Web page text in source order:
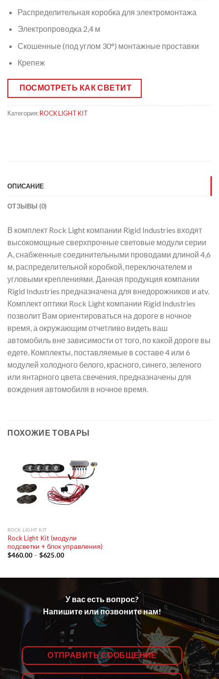
Распределительная коробка для электромонтажа
Электропроводка 2,4 м
Скошенные (под углом 30°) монтажные проставки
Крепеж
ПОСМОТРЕТЬ КАК СВЕТИТ
Категория:ROCK LIGHT KIT
ОПИСАНИЕ
ОТЗЫВЫ (0)
В комплект Rock Light компании Rigid Industries входят
высокомощные сверхпрочные световые модули серии
A, снабженные соединительными проводами длиной 4,6
м, распределительной коробкой, переключателем и
угловыми креплениями. Данная продукция компании
Rigid Industries предназначена для внедорожников и atv.
Комплект оптики Rock Light компании Rigid Industries
позволит Вам ориентироваться на дороге в ночное
время, а окружающим отчетливо видеть ваш
автомобиль вне зависимости от того, по какой дороге вы
едете. Комплекты, поставляемые в составе 4 или 6
модулей холодного белого, красного, синего, зеленого
или янтарного цвета свечения, предназначены для
вождения автомобиля в ночное время.
ПОХОЖИЕ ТОВАРЫ
ROCK LIGHT KIT
Rock Light Kit (модули
подсветки + блок управления)
$460.00– $625.00
У вас есть вопрос?
Напишите или позвоните нам!
ОТПРАВИТЬ СООБЩЕНИЕ